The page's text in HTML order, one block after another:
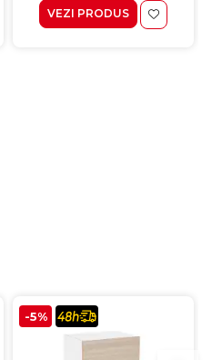
VEZI PRODUS
-5%